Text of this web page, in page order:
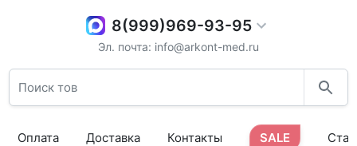
8(999)969-93-95
Эл. почта: info@arkont-med.ru
Оплата Доставка Контакты SALE